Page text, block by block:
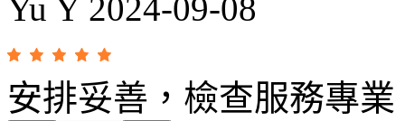
Yu Y 2024-09-08
安排妥善，檢查服務專業